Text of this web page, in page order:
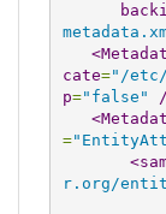
cate="/etc/
p="false"
=
r.org/